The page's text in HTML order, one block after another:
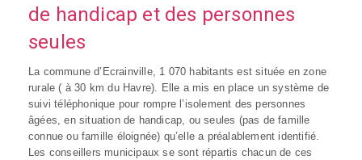
de handicap et des personnes
seules
La commune d’Ecrainville, 1 070 habitants est située en zone
rurale ( à 30 km du Havre). Elle a mis en place un système de
suivi téléphonique pour rompre l’isolement des personnes
âgées, en situation de handicap, ou seules (pas de famille
connue ou famille éloignée) qu’elle a préalablement identifié.
Les conseillers municipaux se sont répartis chacun de ces